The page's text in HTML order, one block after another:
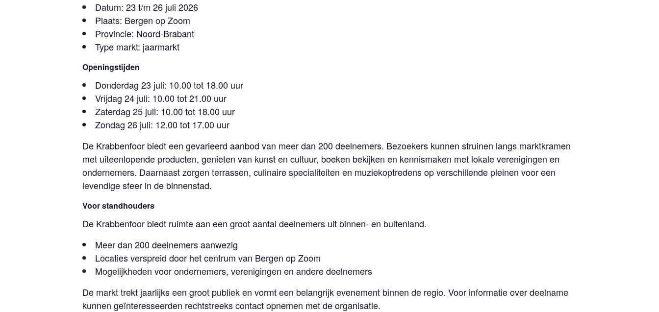
Datum: 23 t/m 26 juli 2026
Plaats: Bergen op Zoom
Provincie: Noord-Brabant
Type markt: jaarmarkt
Openingstijden
Donderdag 23 juli: 10.00 tot 18.00 uur
Vrijdag 24 juli: 10.00 tot 21.00 uur
Zaterdag 25 juli: 10.00 tot 18.00 uur
Zondag 26 juli: 12.00 tot 17.00 uur
De Krabbenfoor biedt een gevarieerd aanbod van meer dan 200 deelnemers. Bezoekers kunnen struinen langs marktkramen
met uiteenlopende producten, genieten van kunst en cultuur, boeken bekijken en kennismaken met lokale verenigingen en
ondernemers. Daarnaast zorgen terrassen, culinaire specialiteiten en muziekoptredens op verschillende pleinen voor een
levendige sfeer in de binnenstad.
Voor standhouders
De Krabbenfoor biedt ruimte aan een groot aantal deelnemers uit binnen- en buitenland.
Meer dan 200 deelnemers aanwezig
Locaties verspreid door het centrum van Bergen op Zoom
Mogelijkheden voor ondernemers, verenigingen en andere deelnemers
De markt trekt jaarlijks een groot publiek en vormt een belangrijk evenement binnen de regio. Voor informatie over deelname
kunnen geïnteresseerden rechtstreeks contact opnemen met de organisatie.